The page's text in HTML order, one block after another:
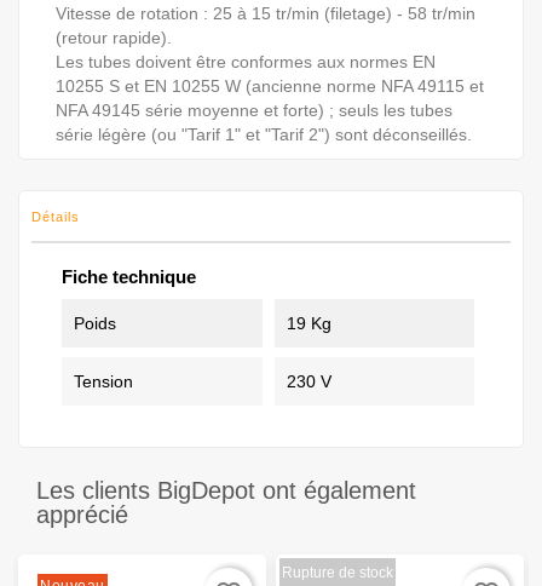
Vitesse de rotation : 25 à 15 tr/min (filetage) - 58 tr/min
(retour rapide).
Les tubes doivent être conformes aux normes EN
10255 S et EN 10255 W (ancienne norme NFA 49115 et
NFA 49145 série moyenne et forte) ; seuls les tubes
série légère (ou "Tarif 1" et "Tarif 2") sont déconseillés.
Détails
Fiche technique
Poids 19 Kg
Tension 230 V
Les clients BigDepot ont également
apprécié
Rupture de stock